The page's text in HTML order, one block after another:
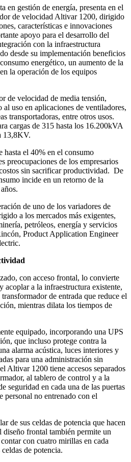
en gestión de energía, presenta en el
de velocidad Altivar 1200, dirigido
características e innovaciones
apoyo para el desarrollo del
con la infraestructura
desde su implementación beneficios
energético, un aumento de la
la operación de los equipos
de velocidad de media tensión,
uso en aplicaciones de ventiladores,
transportadoras, entre otros usos.
cargas de 315 hasta los 16.200kVA
13,8KV.
hasta el 40% en el consumo
preocupaciones de los empresarios
sin sacrificar productividad. De
incide en un retorno de la
de uno de los variadores de
a los mercados más exigentes,
petróleos, energía y servicios
Product Application Engineer
con acceso frontal, lo convierte
acoplar a la infraestructura existente,
de entrada que reduce el
mientras dilata los tiempos de
equipado, incorporando una UPS
que incluso protege contra la
alarma acústica, luces interiores y
para una administración sin
Altivar 1200 tiene accesos separados
al tablero de control y a la
seguridad en cada una de las puertas
personal no entrenado con el
de sus celdas de potencia que hacen
diseño frontal también permite un
con cuatro mirillas en cada
de potencia.